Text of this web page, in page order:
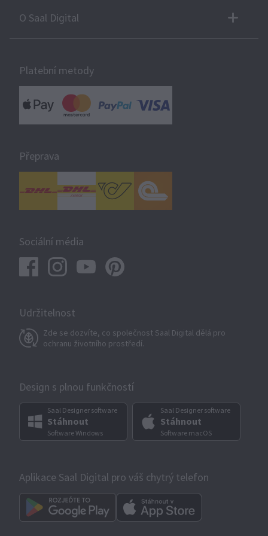
O Saal Digital
Platební metody
Přeprava
Sociální média
Udržitelnost
Zde se dozvíte, co společnost Saal Digital dělá pro
ochranu životního prostředí.
Design s plnou funkčností
Saal Designer software
Stáhnout
Software Windows
Saal Designer software
Stáhnout
Software macOS
Aplikace Saal Digital pro váš chytrý telefon